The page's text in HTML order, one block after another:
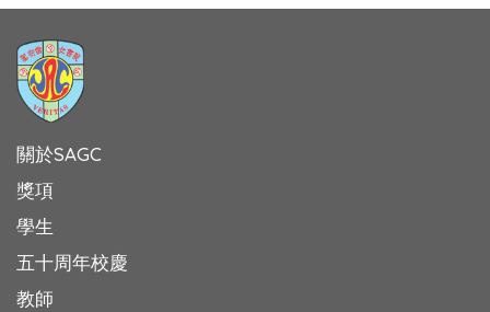
關於SAGC
獎項
學生
五十周年校慶
教師